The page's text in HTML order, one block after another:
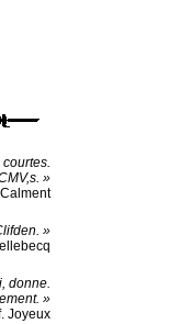
»
»
donne.
»
Joyeux